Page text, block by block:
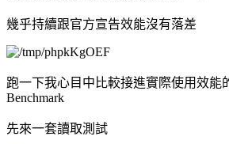
幾乎持續跟官方宣告效能沒有落差
跑一下我心目中比較接進實際使用效能
Benchmark
先來一套讀取測試